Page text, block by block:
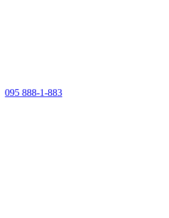
095 888-1-883